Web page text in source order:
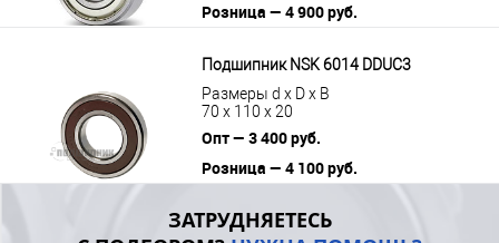
Розница — 4 900 руб.
Подшипник NSK 6014 DDUC3
Размеры d x D x B
70 x 110 x 20
Опт — 3 400 руб.
Розница — 4 100 руб.
ЗАТРУДНЯЕТЕСЬ